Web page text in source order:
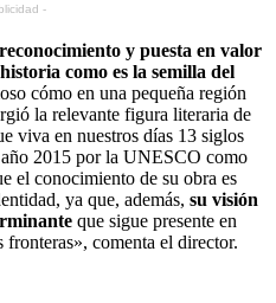
-
y puesta en valor
como es la semilla del
cómo en una pequeña región
la relevante figura literaria de
viva en nuestros días 13 siglos
año 2015 por la UNESCO como
el conocimiento de su obra es
ya que, además, su visión
que sigue presente en
fronteras», comenta el director.